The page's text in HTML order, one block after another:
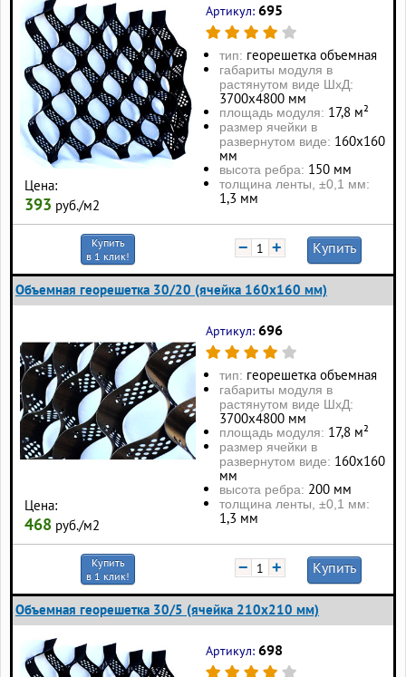
Цена:
393 руб./м2
Артикул: 695
тип: георешетка объемная
габариты модуля в
растянутом виде ШхД:
3700х4800 мм
площадь модуля: 17,8 м²
размер ячейки в
развернутом виде: 160х160
мм
высота ребра: 150 мм
толщина ленты, ±0,1 мм:
1,3 мм
Купить
в 1 клик!
− + Купить
Объемная георешетка 30/20 (ячейка 160x160 мм)
Цена:
468 руб./м2
Артикул: 696
тип: георешетка объемная
габариты модуля в
растянутом виде ШхД:
3700х4800 мм
площадь модуля: 17,8 м²
размер ячейки в
развернутом виде: 160х160
мм
высота ребра: 200 мм
толщина ленты, ±0,1 мм:
1,3 мм
Купить
в 1 клик!
− + Купить
Объемная георешетка 30/5 (ячейка 210x210 мм)
Артикул: 698